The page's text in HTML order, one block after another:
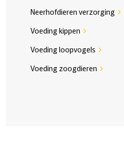
Neerhofdieren verzorging chevron_right
Voeding kippen chevron_right
Voeding loopvogels chevron_right
Voeding zoogdieren chevron_right